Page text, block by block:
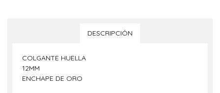
DESCRIPCIÓN
COLGANTE HUELLA
12MM
ENCHAPE DE ORO